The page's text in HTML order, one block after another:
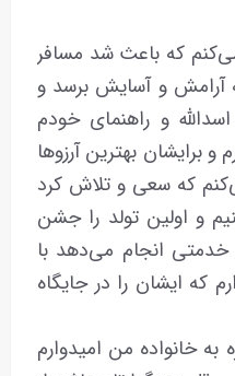
که باعث شد مسافر
آرامش و آسایش برسد و
و راهنمای خودم
برایشان بهترین آرزوها
که سعی و تلاش کرد
و اولین تولد را جشن
خدمتی انجام می‌دهد با
ایشان را در جایگاه
خانواده من امیدوارم